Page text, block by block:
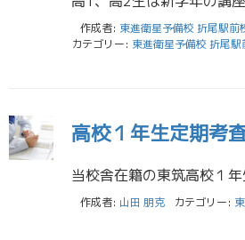
作成者: 東進衛星予備校 折尾駅前
カテゴリー: 東進衛星予備校 折尾駅
高校１年生定期考
作成者: 山田 朋克 カテゴリー: